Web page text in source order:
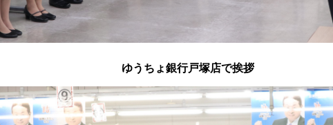
ゆうちょ銀行戸塚店で挨拶